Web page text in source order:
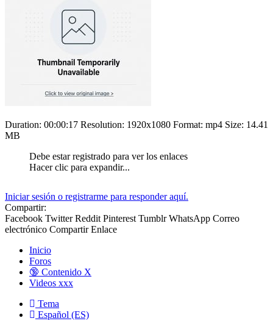
Duration: 00:00:17 Resolution: 1920x1080 Format: mp4 Size: 14.41
MB
Debe estar registrado para ver los enlaces
Hacer clic para expandir...
Iniciar sesión o registrarme para responder aquí.
Compartir:
Facebook Twitter Reddit Pinterest Tumblr WhatsApp Correo
electrónico Compartir Enlace
Inicio
Foros
🔞 Contenido X
Videos xxx
Tema
Español (ES)